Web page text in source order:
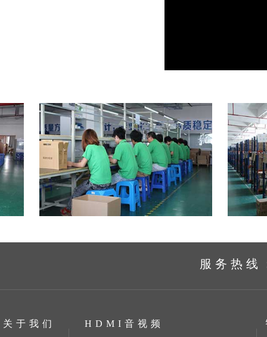
服务热
关于我们 HDMI音视频